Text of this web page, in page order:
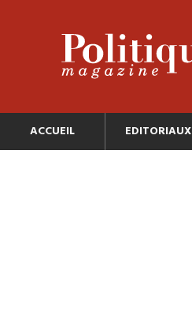
ACCUEIL EDITORIAUX